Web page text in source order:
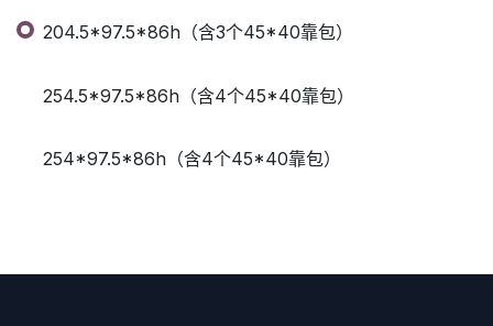
204.5*97.5*86h（含3个45*40靠包）
254.5*97.5*86h（含4个45*40靠包）
254*97.5*86h（含4个45*40靠包）